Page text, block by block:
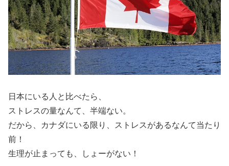
日本にいる人と比べたら、
ストレスの量なんて、半端ない。
だから、カナダにいる限り、ストレスがあるなんて当たり
前！
生理が止まっても、しょーがない！